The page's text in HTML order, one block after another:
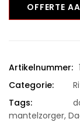
OFFERTE
Artikelnummer:
Categorie:
Tags:
mantelzorger,